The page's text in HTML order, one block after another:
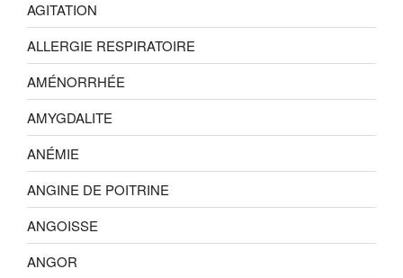
AGITATION
ALLERGIE RESPIRATOIRE
AMÉNORRHÉE
AMYGDALITE
ANÉMIE
ANGINE DE POITRINE
ANGOISSE
ANGOR